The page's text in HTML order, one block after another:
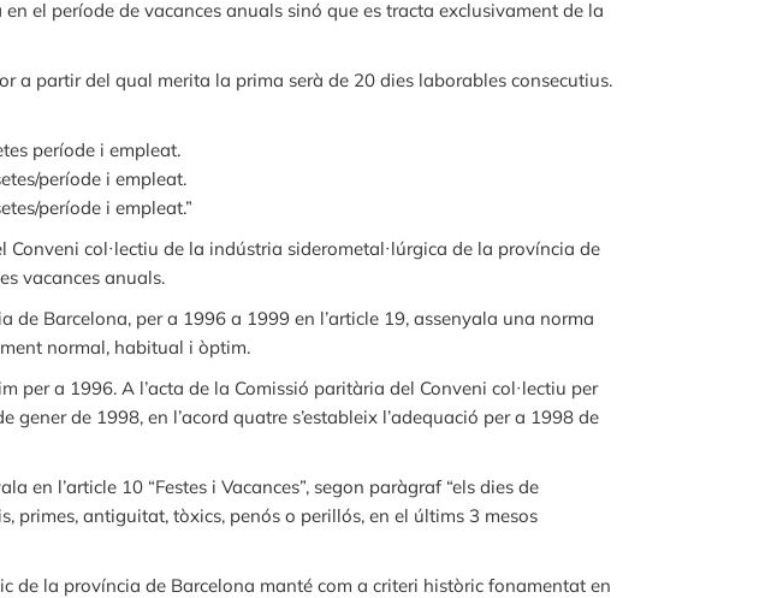
el període de vacances anuals sinó que es tracta exclusivament de la
a partir del qual merita la prima serà de 20 dies laborables consecutius.
període i empleat.
període i empleat.
període i empleat.”
col·lectiu de la indústria siderometal·lúrgica de la província de
vacances anuals.
de Barcelona, per a 1996 a 1999 en l’article 19, assenyala una norma
normal, habitual i òptim.
a 1996. A l’acta de la Comissió paritària del Conveni col·lectiu per
de 1998, en l’acord quatre s’estableix l’adequació per a 1998 de
en l’article 10 “Festes i Vacances”, segon paràgraf “els dies de
antiguitat, tòxics, penós o perillós, en el últims 3 mesos
de la província de Barcelona manté com a criteri històric fonamentat en